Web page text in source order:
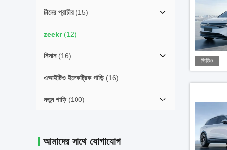
চীনের প্রাচীর (15)
zeekr(12)
নিসান(16)
এআইটিও ইলেকট্রিক গাড়ি (16)
নতুন গাড়ি (100)
আমাদের সাথে যোগাযোগ
ভিডিও